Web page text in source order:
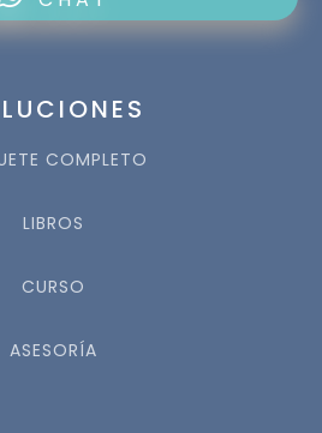
COMPLETO
LIBROS
CURSO
ASESORÍA